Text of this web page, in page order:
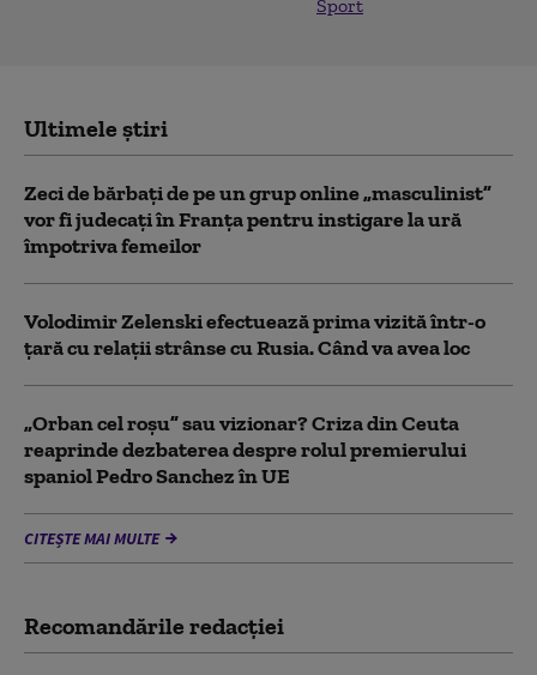
Sport
Ultimele știri
Zeci de bărbați de pe un grup online „masculinist”
vor fi judecați în Franța pentru instigare la ură
împotriva femeilor
Volodimir Zelenski efectuează prima vizită într-o
țară cu relații strânse cu Rusia. Când va avea loc
„Orban cel roșu” sau vizionar? Criza din Ceuta
reaprinde dezbaterea despre rolul premierului
spaniol Pedro Sanchez în UE
CITEȘTE MAI MULTE
Recomandările redacţiei